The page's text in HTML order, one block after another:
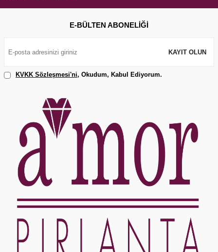
E-BÜLTEN ABONELIĞI
KAYIT OLUN
KVKK Sözleşmesi'ni, Okudum, Kabul Ediyorum.